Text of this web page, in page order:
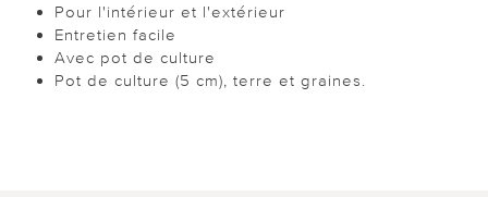
Pour l'intérieur et l'extérieur
Entretien facile
Avec pot de culture
Pot de culture (5 cm), terre et graines.